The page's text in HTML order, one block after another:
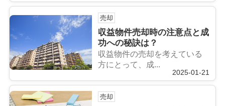
売却
収益物件売却時の注意点と成
功への秘訣は？
収益物件の売却を考えている
方にとって、成...
2025-01-21
売却